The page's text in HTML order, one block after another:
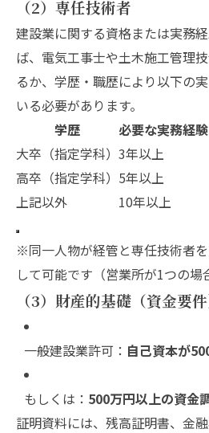
（2）専任技術者
建設業に関する資格または実務
ば、電気工事士や土木施工管理
るか、学歴・職歴により以下の
いる必要があります。
学歴
必要な実務経験
大卒（指定学科） 3年以上
高卒（指定学科） 5年以上
上記以外
10年以上
※同一人物が経管と専任技術者
して可能です（営業所が1つの場
（3）財産的基礎（資金要件
一般建設業許可： 自己資本が
もしくは： 500万円以上の資金
証明資料には、残高証明書、金